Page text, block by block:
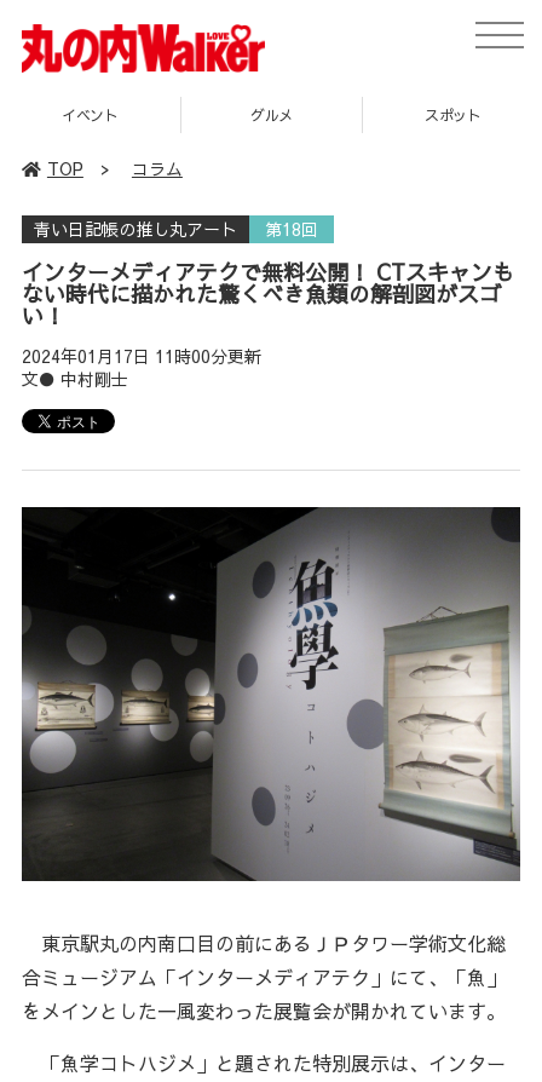
toggle
グルメ スポット 企画
TOP > コラム
青い日記帳の推し丸アート 第18回
インターメディアテクで無料公開！ CTスキャンも
ない時代に描かれた驚くべき魚類の解剖図がスゴ
い！
2024年01月17日 11時00分更新
文● 中村剛士
東京駅丸の内南口目の前にあるＪＰタワー学術文化総
合ミュージアム「インターメディアテク」にて、「魚」
をメインとした一風変わった展覧会が開かれています。
「魚学コトハジメ」と題された特別展示は、インター